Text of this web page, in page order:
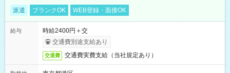
派遣 ブランクOK WEB登録・面接OK
給与
時給2400円＋交
交通費別途支給あり
交通費 交通費実費支給（当社規定あり）